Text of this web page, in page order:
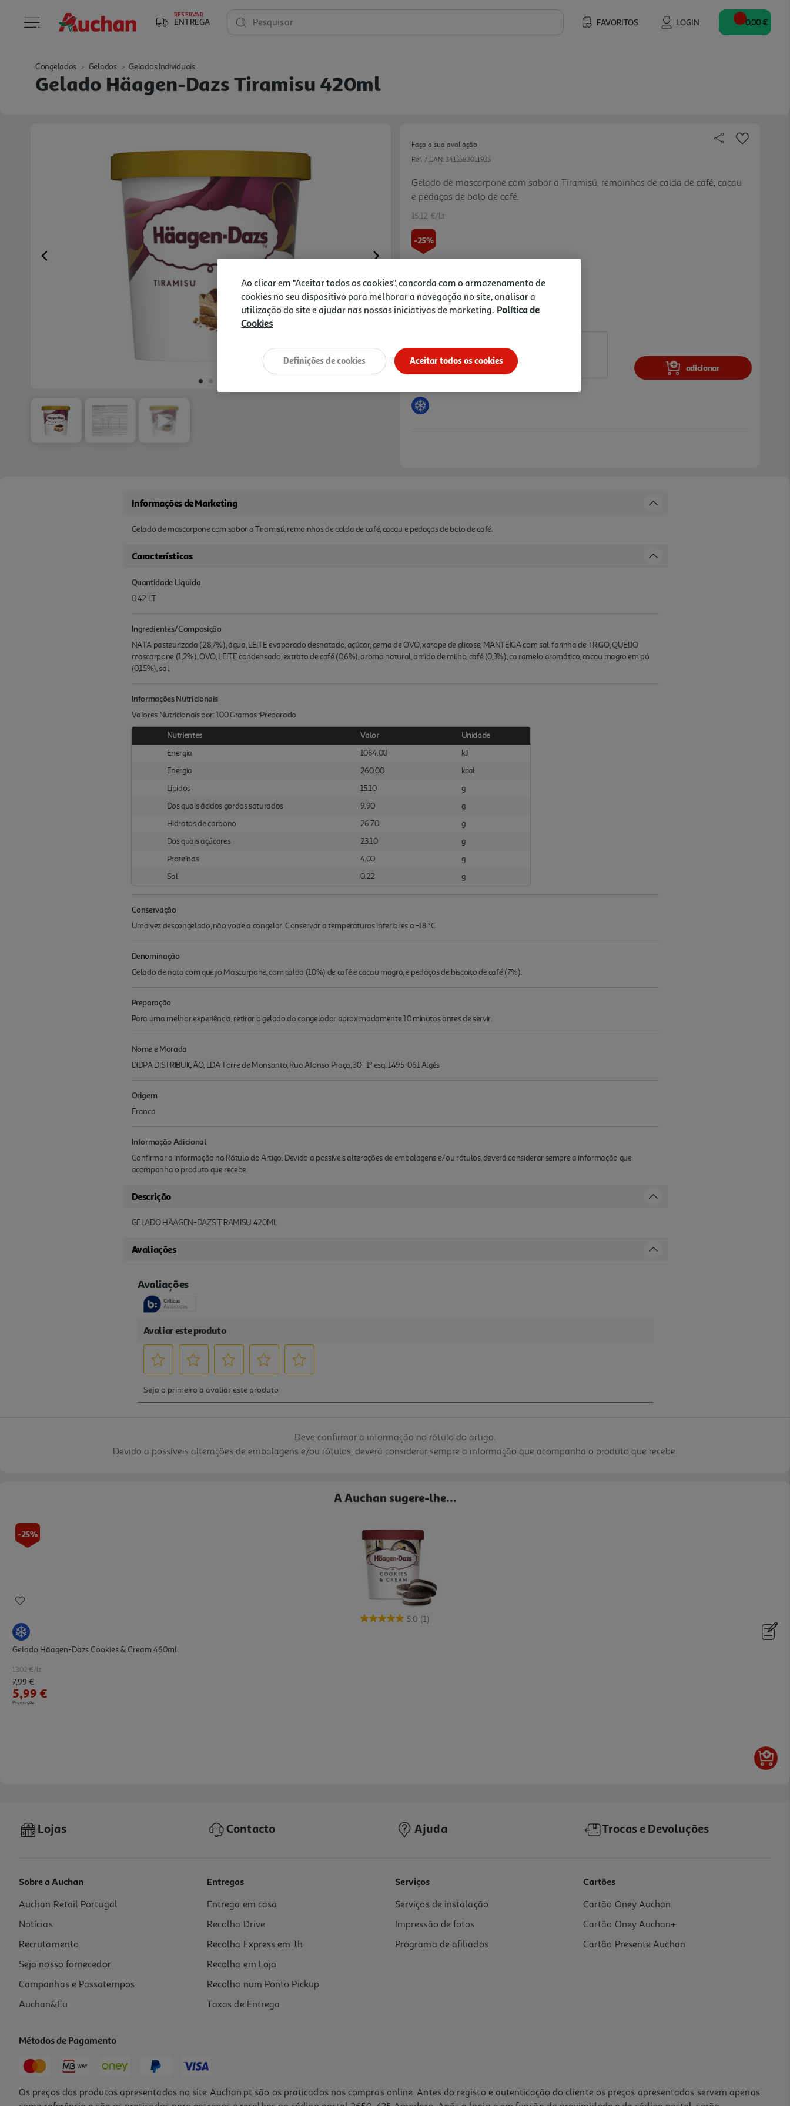
RESERVAR
ENTREGA FAVORITOS LOGIN
Pesquisar 0,00 €
Congelados Gelados Gelados Individuais
Gelado Häagen-Dazs Tiramisu 420ml
Previous Next
Faça a sua avaliação
Ref. / EAN: 3415583011935
Gelado de mascarpone com sabor a Tiramisú, remoinhos de calda de café, cacau
e pedaços de bolo de café.
15.12 €/Lt
-25%
6,35 €
Promoção:de 6/8/2026 a 19/8/2026
adicionar
Informações de Marketing
Gelado de mascarpone com sabor a Tiramisú, remoinhos de calda de café, cacau e pedaços de bolo de café.
Características
Quantidade Liquida
0.42 LT
Ingredientes/Composição
NATA pasteurizada (28,7%), água, LEITE evaporado desnatado, açúcar, gema de OVO, xarope de glicose, MANTEIGA com sal, farinha de TRIGO, QUEIJO
mascarpone (1,2%), OVO, LEITE condensado, extrato de café (0,6%), aroma natural, amido de milho, café (0,3%), ca ramelo aromático, cacau magro em pó
(0,15%), sal.
Informações Nutricionais
Valores Nutricionais por: 100 Gramas :Preparado
Nutrientes Valor
Unidade
Energia
1084.00
kJ
Energia
260.00
kcal
Lípidos
15.10
g
Dos quais ácidos gordos saturados
9.90
g
Hidratos de carbono
26.70
g
Dos quais açúcares
23.10
g
Proteínas
4.00
g
Sal
0.22 g
Conservação
Uma vez descongelado, não volte a congelar. Conservar a temperaturas inferiores a -18 °C.
Denominação
Gelado de nata com queijo Mascarpone, com calda (10%) de café e cacau magro, e pedaços de biscoito de café (7%).
Preparação
Para uma melhor experiência, retirar o gelado do congelador aproximadamente 10 minutos antes de servir.
Nome e Morada
DIDPA DISTRIBUIÇÃO, LDA Torre de Monsanto, Rua Afonso Praça, 30- 1º esq. 1495-061 Algés
Origem
Franca
Informação Adicional
Confirmar a informação no Rótulo do Artigo. Devido a possíveis alterações de embalagens e/ou rótulos, deverá considerar sempre a informação que
acompanha o produto que recebe.
Descrição
GELADO HÄAGEN-DAZS TIRAMISU 420ML
Avaliações
Deve confirmar a informação no rótulo do artigo.
Devido a possíveis alterações de embalagens e/ou rótulos, deverá considerar sempre a informação que acompanha o produto que recebe.
A Auchan sugere-lhe...
-25%
5.0 (1)
Gelado Häagen-Dazs Cookies & Cream 460ml
13.02 €/Lt
Price reduced from
7,99 €to
5,99 €
Promoção
Gelado Pint Lotus Biscoff 425ml
11.74 €/Lt
4,99 €
-21%
Lojas Contacto Ajuda Trocas e Devoluções
Sobre a Auchan
Auchan Retail Portugal
Notícias
Recrutamento
Seja nosso fornecedor
Campanhas e Passatempos
Auchan&Eu
Entregas
Entrega em casa
Recolha Drive
Recolha Express em 1h
Recolha em Loja
Recolha num Ponto Pickup
Taxas de Entrega
Serviços
Serviços de instalação
Impressão de fotos
Programa de afiliados
Cartões
Cartão Oney Auchan
Cartão Oney Auchan+
Cartão Presente Auchan
Métodos de Pagamento
Os preços dos produtos apresentados no site Auchan.pt são os praticados nas compras online. Antes do registo e autenticação do cliente os preços apresentados servem apenas
Ao clicar em "Aceitar todos os cookies", concorda com o armazenamento de
cookies no seu dispositivo para melhorar a navegação no site, analisar a
utilização do site e ajudar nas nossas iniciativas de marketing. Política de
Cookies
Aceitar todos os cookies
Definições de cookies